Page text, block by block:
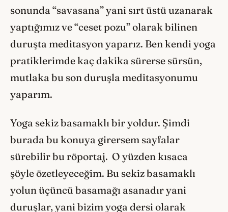
sonunda “savasana” yani sırt üstü uzanarak
yaptığımız ve “ceset pozu” olarak bilinen
duruşta meditasyon yaparız. Ben kendi yoga
pratiklerimde kaç dakika sürerse sürsün,
mutlaka bu son duruşla meditasyonumu
yaparım.
Yoga sekiz basamaklı bir yoldur. Şimdi
burada bu konuya girersem sayfalar
sürebilir bu röportaj. O yüzden kısaca
şöyle özetleyeceğim. Bu sekiz basamaklı
yolun üçüncü basamağı asanadır yani
duruşlar, yani bizim yoga dersi olarak